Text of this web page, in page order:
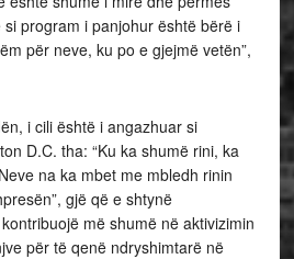
program i panjohur është bërë i
për neve, ku po e gjejmë vetën”,
i cili është i angazhuar si
D.C. tha: “Ku ka shumë rini, ka
na ka mbet me mbledh rinin
gjë që e shtynë
më shumë në aktivizimin
për të qenë ndryshimtarë në